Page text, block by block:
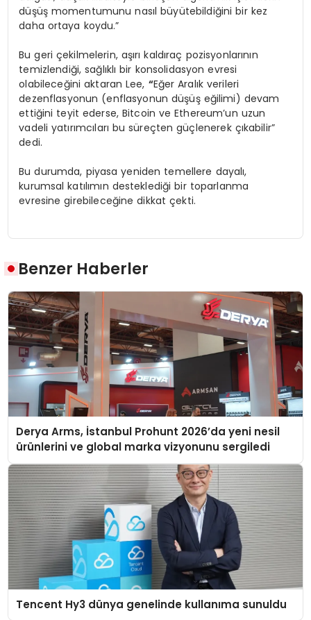
düşüş momentumunu nasıl büyütebildiğini bir kez
daha ortaya koydu.”
Bu geri çekilmelerin, aşırı kaldıraç pozisyonlarının
temizlendiği, sağlıklı bir konsolidasyon evresi
olabileceğini aktaran Lee, “Eğer Aralık verileri
dezenflasyonun (enflasyonun düşüş eğilimi) devam
ettiğini teyit ederse, Bitcoin ve Ethereum’un uzun
vadeli yatırımcıları bu süreçten güçlenerek çıkabilir”
dedi.
Bu durumda, piyasa yeniden temellere dayalı,
kurumsal katılımın desteklediği bir toparlanma
evresine girebileceğine dikkat çekti.
Benzer Haberler
Derya Arms, İstanbul Prohunt 2026’da yeni nesil
ürünlerini ve global marka vizyonunu sergiledi
Tencent Hy3 dünya genelinde kullanıma sunuldu